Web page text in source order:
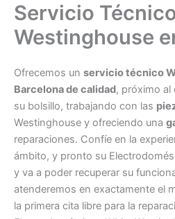
Servicio
Westinghouse
Ofrecemos un servicio técnico
Barcelona de calidad, próximo al
su bolsillo, trabajando con las
Westinghouse y ofreciendo una
reparaciones. Confíe en la
ámbito, y pronto su
y va a poder recuperar su
atenderemos en exactamente el
la primera cita libre para la